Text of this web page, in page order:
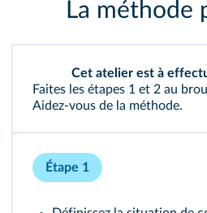
La méthode
Cet atelier est à
Faites les étapes 1 et 2 au
Aidez‑vous de la méthode.
Étape 1